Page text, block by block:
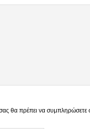
σας θα πρέπει να